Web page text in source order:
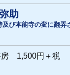
助
及び本能寺の変に翻弄
房 1,500円＋税